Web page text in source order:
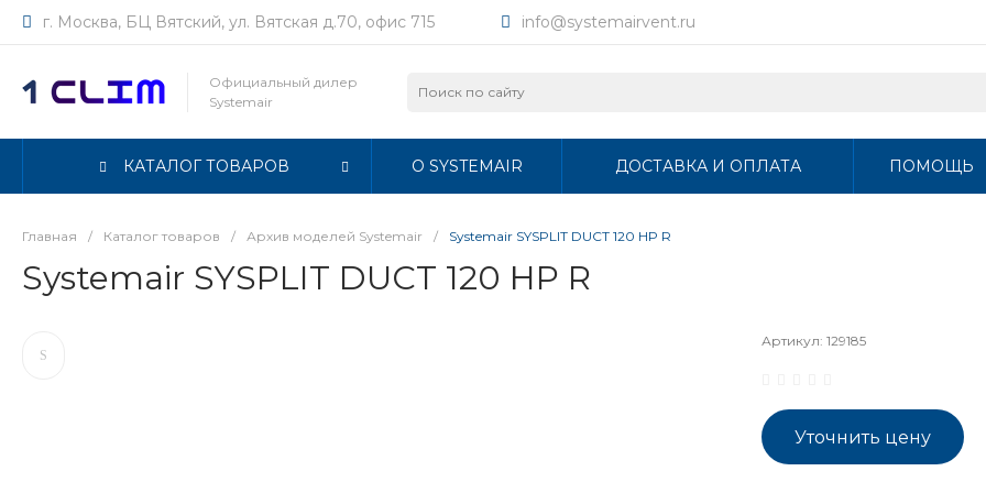
г. Москва, БЦ Вятский, ул. Вятская д.70, офис 715 info@systemairvent.ru
Официальный дилер
Systemair
КАТАЛОГ ТОВАРОВ О SYSTEMAIR ДОСТАВКА И ОПЛАТА ПОМОЩЬ
Главная / Каталог товаров / Архив моделей Systemair / Systemair SYSPLIT DUCT 120 HP R
Systemair SYSPLIT DUCT 120 HP R
Артикул: 129185
Уточнить цену